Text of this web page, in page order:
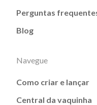
Perguntas
Blog
Navegue
Como criar e lançar
Central da vaquinha